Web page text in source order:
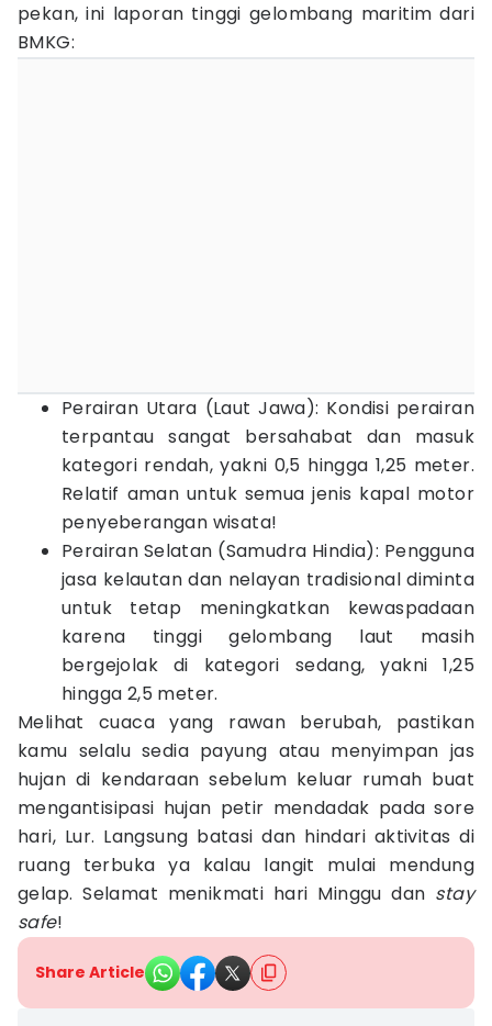
pekan, ini laporan tinggi gelombang maritim dari
BMKG:
Perairan Utara (Laut Jawa): Kondisi perairan
terpantau sangat bersahabat dan masuk
kategori rendah, yakni 0,5 hingga 1,25 meter.
Relatif aman untuk semua jenis kapal motor
penyeberangan wisata!
Perairan Selatan (Samudra Hindia): Pengguna
jasa kelautan dan nelayan tradisional diminta
untuk tetap meningkatkan kewaspadaan
karena tinggi gelombang laut masih
bergejolak di kategori sedang, yakni 1,25
hingga 2,5 meter.
Melihat cuaca yang rawan berubah, pastikan
kamu selalu sedia payung atau menyimpan jas
hujan di kendaraan sebelum keluar rumah buat
mengantisipasi hujan petir mendadak pada sore
hari, Lur. Langsung batasi dan hindari aktivitas di
ruang terbuka ya kalau langit mulai mendung
gelap. Selamat menikmati hari Minggu dan stay
safe!
Share Article